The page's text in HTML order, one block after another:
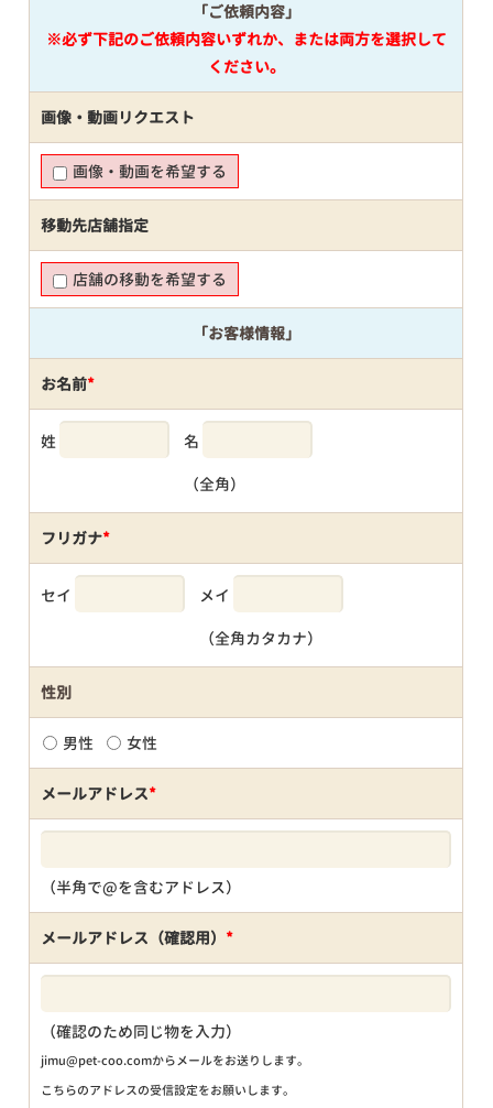
「ご依頼内容」
※必ず下記のご依頼内容いずれか、または両方を選択して
ください。
画像・動画リクエスト
画像・動画を希望する
移動先店舗指定
店舗の移動を希望する
「お客様情報」
お名前*
姓 名
（全角）
フリガナ*
セイ メイ
（全角カタカナ）
性別
男性 女性
メールアドレス*
（半角で@を含むアドレス）
メールアドレス（確認用） *
（確認のため同じ物を入力）
jimu@pet-coo.comからメールをお送りします。
こちらのアドレスの受信設定をお願いします。